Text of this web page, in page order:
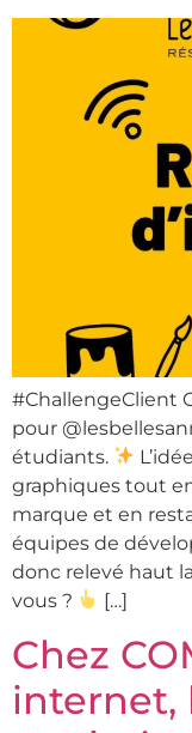
#ChallengeClient
pour
étudiants.
graphiques tout
marque et en
équipes de
donc relevé haut
vous ?
[…]
Chez
internet,